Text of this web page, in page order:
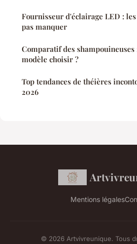
Fournisseur d'éclairage LED :
pas manquer
Comparatif des shampouineuses
modèle choisir ?
Top tendances de théières
2026
Mentions légales
© 2026 Artvivreunique. Tous